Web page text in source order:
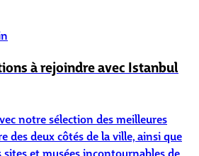
à rejoindre avec Istanbul
notre sélection des meilleures
des deux côtés de la ville, ainsi que
et musées incontournables de